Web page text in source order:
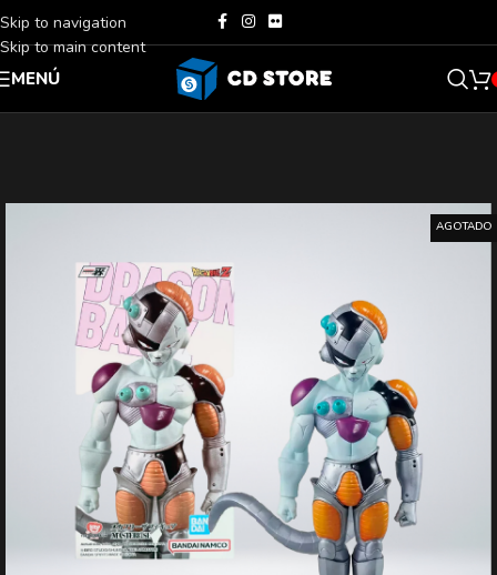
Skip to navigation
Skip to main content
MENÚ
AGOTADO